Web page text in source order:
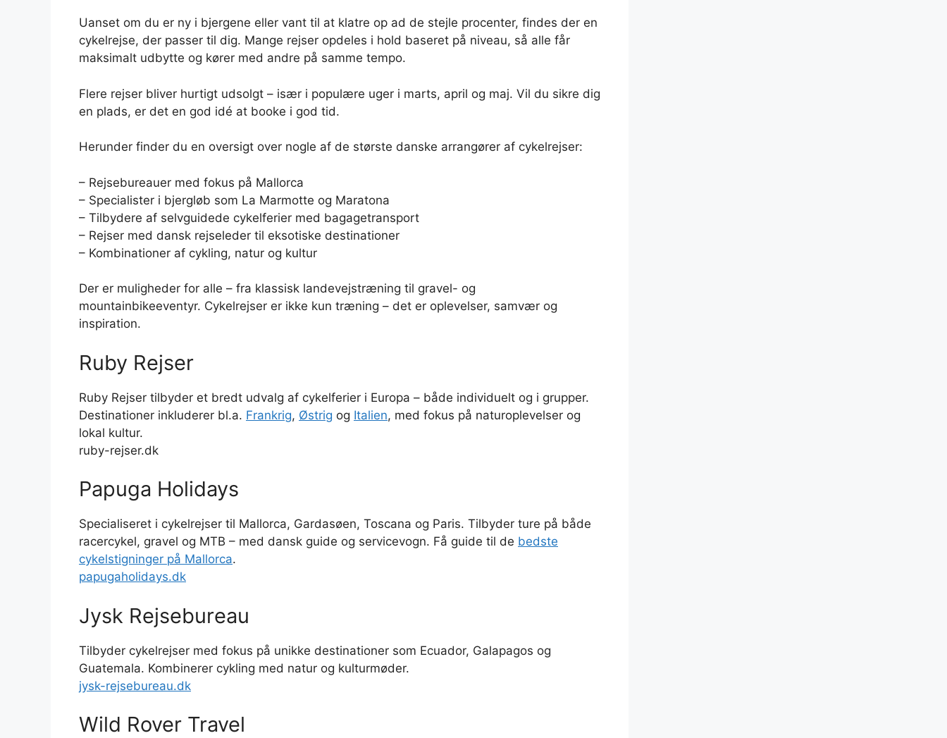
Uanset om du er ny i bjergene eller vant til at klatre op ad de stejle procenter, findes der en
cykelrejse, der passer til dig. Mange rejser opdeles i hold baseret på niveau, så alle får
maksimalt udbytte og kører med andre på samme tempo.
Flere rejser bliver hurtigt udsolgt – især i populære uger i marts, april og maj. Vil du sikre dig
en plads, er det en god idé at booke i god tid.
Herunder finder du en oversigt over nogle af de største danske arrangører af cykelrejser:
– Rejsebureauer med fokus på Mallorca
– Specialister i bjergløb som La Marmotte og Maratona
– Tilbydere af selvguidede cykelferier med bagagetransport
– Rejser med dansk rejseleder til eksotiske destinationer
– Kombinationer af cykling, natur og kultur
Der er muligheder for alle – fra klassisk landevejstræning til gravel- og
mountainbikeeventyr. Cykelrejser er ikke kun træning – det er oplevelser, samvær og
inspiration.
Ruby Rejser
Ruby Rejser tilbyder et bredt udvalg af cykelferier i Europa – både individuelt og i grupper.
Destinationer inkluderer bl.a. Frankrig, Østrig og Italien, med fokus på naturoplevelser og
lokal kultur.
ruby-rejser.dk
Papuga Holidays
Specialiseret i cykelrejser til Mallorca, Gardasøen, Toscana og Paris. Tilbyder ture på både
racercykel, gravel og MTB – med dansk guide og servicevogn. Få guide til de bedste
cykelstigninger på Mallorca.
papugaholidays.dk
Jysk Rejsebureau
Tilbyder cykelrejser med fokus på unikke destinationer som Ecuador, Galapagos og
Guatemala. Kombinerer cykling med natur og kulturmøder.
jysk-rejsebureau.dk
Wild Rover Travel